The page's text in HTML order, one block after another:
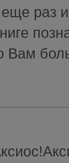
раз
Вам